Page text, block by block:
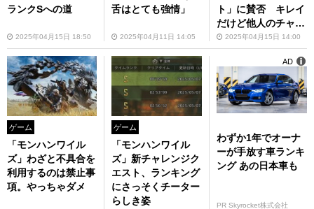
ランクSへの道
2025年04月15日 18:50
舌はとても強情」
2025年04月11日 14:05
ト」に賛否 キレイ
だけど他人のチャー
ムは非表示にした
い…
2025年04月15日 14:00
ゲーム
「モンハンワイル
ズ」わざと不具合を
利用するのは禁止事
項。やっちゃダメ
ゲーム
「モンハンワイル
ズ」新チャレンジク
エスト、ランキング
にさっそくチーター
らしき姿
わずか1年でオーナ
ーが手放す車ランキ
ング あの日本車も
PR Skyrocket株式会社
AD